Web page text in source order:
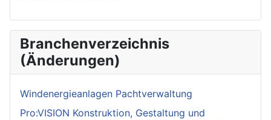
Branchenverzeichnis
(Änderungen)
Windenergieanlagen Pachtverwaltung
Pro:VISION Konstruktion, Gestaltung und